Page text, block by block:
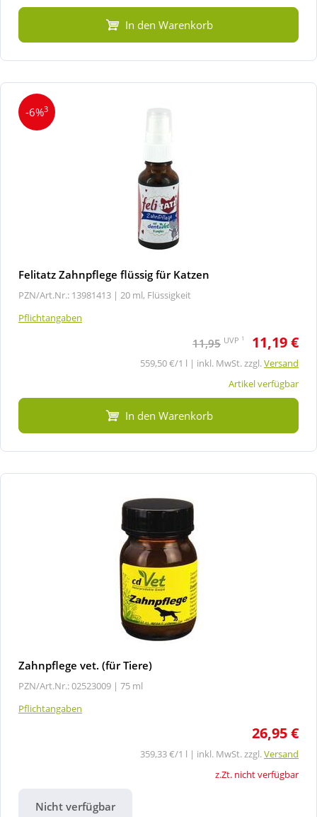
In den Warenkorb
-6%3
Felitatz Zahnpflege flüssig für Katzen
PZN/Art.Nr.: 13981413 | 20 ml, Flüssigkeit
Pflichtangaben
11,95 UVP 1 11,19 €
559,50 €/1 l | inkl. MwSt. zzgl.Versand
Artikel verfügbar
In den Warenkorb
Zahnpflege vet. (für Tiere)
PZN/Art.Nr.: 02523009 | 75 ml
Pflichtangaben
26,95 €
359,33 €/1 l | inkl. MwSt. zzgl.Versand
z.Zt. nicht verfügbar
Nicht verfügbar